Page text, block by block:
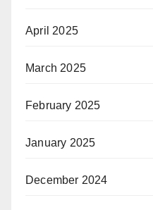
April 2025
March 2025
February 2025
January 2025
December 2024